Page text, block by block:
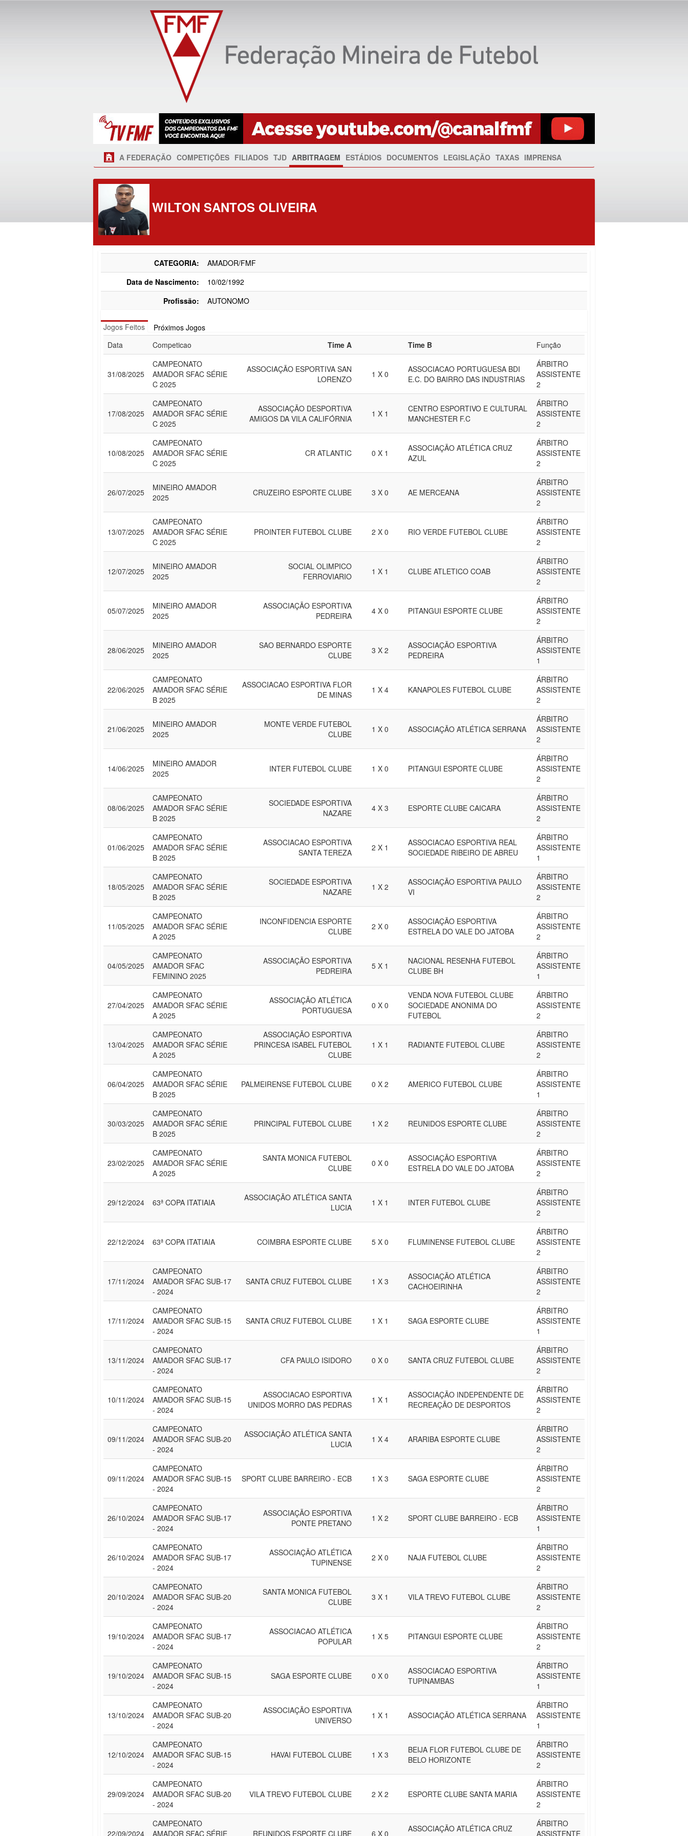
A FEDERAÇÃO COMPETIÇÕES FILIADOS TJD ARBITRAGEM ESTÁDIOS DOCUMENTOS LEGISLAÇÃO TAXAS IMPRENSA
WILTON SANTOS OLIVEIRA
CATEGORIA:
AMADOR/FMF
Data de Nascimento:
10/02/1992
Profissão:
AUTONOMO
Jogos Feitos
Próximos Jogos
Data
Competicao Time A Time B Função
31/08/2025
CAMPEONATO
AMADOR SFAC SÉRIE
C 2025
ASSOCIAÇÃO ESPORTIVA SAN
LORENZO
1 X 0
ASSOCIACAO PORTUGUESA BDI
E.C. DO BAIRRO DAS INDUSTRIAS
ÁRBITRO
ASSISTENTE
2
17/08/2025
CAMPEONATO
AMADOR SFAC SÉRIE
C 2025
ASSOCIAÇÃO DESPORTIVA
AMIGOS DA VILA CALIFÓRNIA
1 X 1
CENTRO ESPORTIVO E CULTURAL
MANCHESTER F.C
ÁRBITRO
ASSISTENTE
2
10/08/2025
CAMPEONATO
AMADOR SFAC SÉRIE
C 2025
CR ATLANTIC 0 X 1
ASSOCIAÇÃO ATLÉTICA CRUZ
AZUL
ÁRBITRO
ASSISTENTE
2
26/07/2025
MINEIRO AMADOR
2025
CRUZEIRO ESPORTE CLUBE 3 X 0 AE MERCEANA
ÁRBITRO
ASSISTENTE
2
13/07/2025
CAMPEONATO
AMADOR SFAC SÉRIE
C 2025
PROINTER FUTEBOL CLUBE 2 X 0 RIO VERDE FUTEBOL CLUBE
ÁRBITRO
ASSISTENTE
2
12/07/2025
MINEIRO AMADOR
2025
SOCIAL OLIMPICO
FERROVIARIO
1 X 1 CLUBE ATLETICO COAB
ÁRBITRO
ASSISTENTE
2
05/07/2025
MINEIRO AMADOR
2025
ASSOCIAÇÃO ESPORTIVA
PEDREIRA
4 X 0 PITANGUI ESPORTE CLUBE
ÁRBITRO
ASSISTENTE
2
28/06/2025
MINEIRO AMADOR
2025
SAO BERNARDO ESPORTE
CLUBE
3 X 2
ASSOCIAÇÃO ESPORTIVA
PEDREIRA
ÁRBITRO
ASSISTENTE
1
22/06/2025
CAMPEONATO
AMADOR SFAC SÉRIE
B 2025
ASSOCIACAO ESPORTIVA FLOR
DE MINAS
1 X 4 KANAPOLES FUTEBOL CLUBE
ÁRBITRO
ASSISTENTE
2
21/06/2025
MINEIRO AMADOR
2025
MONTE VERDE FUTEBOL
CLUBE
1 X 0 ASSOCIAÇÃO ATLÉTICA SERRANA
ÁRBITRO
ASSISTENTE
2
14/06/2025
MINEIRO AMADOR
2025
INTER FUTEBOL CLUBE 1 X 0 PITANGUI ESPORTE CLUBE
ÁRBITRO
ASSISTENTE
2
08/06/2025
CAMPEONATO
AMADOR SFAC SÉRIE
B 2025
SOCIEDADE ESPORTIVA
NAZARE
4 X 3 ESPORTE CLUBE CAICARA
ÁRBITRO
ASSISTENTE
2
01/06/2025
CAMPEONATO
AMADOR SFAC SÉRIE
B 2025
ASSOCIACAO ESPORTIVA
SANTA TEREZA
2 X 1
ASSOCIACAO ESPORTIVA REAL
SOCIEDADE RIBEIRO DE ABREU
ÁRBITRO
ASSISTENTE
1
18/05/2025
CAMPEONATO
AMADOR SFAC SÉRIE
B 2025
SOCIEDADE ESPORTIVA
NAZARE
1 X 2
ASSOCIAÇÃO ESPORTIVA PAULO
VI
ÁRBITRO
ASSISTENTE
2
11/05/2025
CAMPEONATO
AMADOR SFAC SÉRIE
A 2025
INCONFIDENCIA ESPORTE
CLUBE
2 X 0
ASSOCIAÇÃO ESPORTIVA
ESTRELA DO VALE DO JATOBA
ÁRBITRO
ASSISTENTE
2
04/05/2025
CAMPEONATO
AMADOR SFAC
FEMININO 2025
ASSOCIAÇÃO ESPORTIVA
PEDREIRA
5 X 1
NACIONAL RESENHA FUTEBOL
CLUBE BH
ÁRBITRO
ASSISTENTE
1
27/04/2025
CAMPEONATO
AMADOR SFAC SÉRIE
A 2025
ASSOCIAÇÃO ATLÉTICA
PORTUGUESA
0 X 0
VENDA NOVA FUTEBOL CLUBE
SOCIEDADE ANONIMA DO
FUTEBOL
ÁRBITRO
ASSISTENTE
2
13/04/2025
CAMPEONATO
AMADOR SFAC SÉRIE
A 2025
ASSOCIAÇÃO ESPORTIVA
PRINCESA ISABEL FUTEBOL
CLUBE
1 X 1 RADIANTE FUTEBOL CLUBE
ÁRBITRO
ASSISTENTE
2
06/04/2025
CAMPEONATO
AMADOR SFAC SÉRIE
B 2025
PALMEIRENSE FUTEBOL CLUBE 0 X 2 AMERICO FUTEBOL CLUBE
ÁRBITRO
ASSISTENTE
1
30/03/2025
CAMPEONATO
AMADOR SFAC SÉRIE
B 2025
PRINCIPAL FUTEBOL CLUBE 1 X 2 REUNIDOS ESPORTE CLUBE
ÁRBITRO
ASSISTENTE
2
23/02/2025
CAMPEONATO
AMADOR SFAC SÉRIE
A 2025
SANTA MONICA FUTEBOL
CLUBE
0 X 0
ASSOCIAÇÃO ESPORTIVA
ESTRELA DO VALE DO JATOBA
ÁRBITRO
ASSISTENTE
2
29/12/2024 63ª COPA ITATIAIA
ASSOCIAÇÃO ATLÉTICA SANTA
LUCIA
1 X 1 INTER FUTEBOL CLUBE
ÁRBITRO
ASSISTENTE
2
22/12/2024 63ª COPA ITATIAIA COIMBRA ESPORTE CLUBE 5 X 0 FLUMINENSE FUTEBOL CLUBE
ÁRBITRO
ASSISTENTE
2
17/11/2024
CAMPEONATO
AMADOR SFAC SUB-17
- 2024
SANTA CRUZ FUTEBOL CLUBE 1 X 3
ASSOCIAÇÃO ATLÉTICA
CACHOEIRINHA
ÁRBITRO
ASSISTENTE
2
17/11/2024
CAMPEONATO
AMADOR SFAC SUB-15
- 2024
SANTA CRUZ FUTEBOL CLUBE 1 X 1 SAGA ESPORTE CLUBE
ÁRBITRO
ASSISTENTE
1
13/11/2024
CAMPEONATO
AMADOR SFAC SUB-17
- 2024
CFA PAULO ISIDORO 0 X 0 SANTA CRUZ FUTEBOL CLUBE
ÁRBITRO
ASSISTENTE
2
10/11/2024
CAMPEONATO
AMADOR SFAC SUB-15
- 2024
ASSOCIACAO ESPORTIVA
UNIDOS MORRO DAS PEDRAS
1 X 1
ASSOCIAÇÃO INDEPENDENTE DE
RECREAÇÃO DE DESPORTOS
ÁRBITRO
ASSISTENTE
2
09/11/2024
CAMPEONATO
AMADOR SFAC SUB-20
- 2024
ASSOCIAÇÃO ATLÉTICA SANTA
LUCIA
1 X 4 ARARIBA ESPORTE CLUBE
ÁRBITRO
ASSISTENTE
2
09/11/2024
CAMPEONATO
AMADOR SFAC SUB-15
- 2024
SPORT CLUBE BARREIRO - ECB 1 X 3 SAGA ESPORTE CLUBE
ÁRBITRO
ASSISTENTE
2
26/10/2024
CAMPEONATO
AMADOR SFAC SUB-17
- 2024
ASSOCIAÇÃO ESPORTIVA
PONTE PRETANO
1 X 2 SPORT CLUBE BARREIRO - ECB
ÁRBITRO
ASSISTENTE
1
26/10/2024
CAMPEONATO
AMADOR SFAC SUB-17
- 2024
ASSOCIAÇÃO ATLÉTICA
TUPINENSE
2 X 0 NAJA FUTEBOL CLUBE
ÁRBITRO
ASSISTENTE
2
20/10/2024
CAMPEONATO
AMADOR SFAC SUB-20
- 2024
SANTA MONICA FUTEBOL
CLUBE
3 X 1 VILA TREVO FUTEBOL CLUBE
ÁRBITRO
ASSISTENTE
2
19/10/2024
CAMPEONATO
AMADOR SFAC SUB-17
- 2024
ASSOCIACAO ATLÉTICA
POPULAR
1 X 5 PITANGUI ESPORTE CLUBE
ÁRBITRO
ASSISTENTE
2
19/10/2024
CAMPEONATO
AMADOR SFAC SUB-15
- 2024
SAGA ESPORTE CLUBE 0 X 0
ASSOCIACAO ESPORTIVA
TUPINAMBAS
ÁRBITRO
ASSISTENTE
1
13/10/2024
CAMPEONATO
AMADOR SFAC SUB-20
- 2024
ASSOCIAÇÃO ESPORTIVA
UNIVERSO
1 X 1 ASSOCIAÇÃO ATLÉTICA SERRANA
ÁRBITRO
ASSISTENTE
1
12/10/2024
CAMPEONATO
AMADOR SFAC SUB-15
- 2024
HAVAI FUTEBOL CLUBE 1 X 3
BEIJA FLOR FUTEBOL CLUBE DE
BELO HORIZONTE
ÁRBITRO
ASSISTENTE
2
29/09/2024
CAMPEONATO
AMADOR SFAC SUB-20
- 2024
VILA TREVO FUTEBOL CLUBE 2 X 2 ESPORTE CLUBE SANTA MARIA
ÁRBITRO
ASSISTENTE
2
22/09/2024
CAMPEONATO
AMADOR SFAC SÉRIE
REUNIDOS ESPORTE CLUBE 6 X 0
ASSOCIAÇÃO ATLÉTICA CRUZ
ÁRBITRO
ASSISTENTE